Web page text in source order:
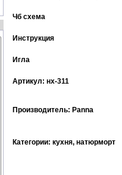
Чб cхема
Инструкция
Игла
Артикул: нх-311
Производитель: Panna
Категории: кухня, натюрморт